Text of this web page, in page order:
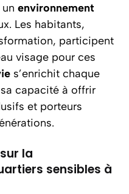
environnement
Les habitants,
participent
visage pour ces
s’enrichit chaque
capacité à offrir
et porteurs
la
sensibles à